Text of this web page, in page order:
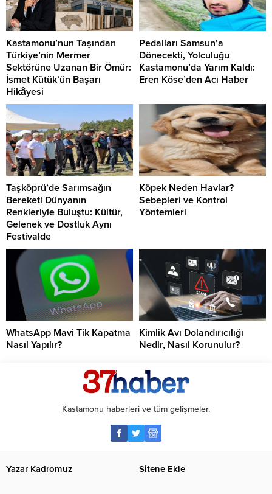
Kastamonu’nun Taşından
Türkiye’nin Mermer
Sektörüne Uzanan Bir Ömür:
İsmet Kütük’ün Başarı
Hikâyesi
Pedalları Samsun’a
Dönecekti, Yolculuğu
Kastamonu’da Yarım Kaldı:
Eren Köse’den Acı Haber
Taşköprü’de Sarımsağın
Bereketi Dünyanın
Renkleriyle Buluştu: Kültür,
Gelenek ve Dostluk Aynı
Festivalde
Köpek Neden Havlar?
Sebepleri ve Kontrol
Yöntemleri
WhatsApp Mavi Tik Kapatma
Nasıl Yapılır?
Kimlik Avı Dolandırıcılığı
Nedir, Nasıl Korunulur?
Kastamonu haberleri ve tüm gelişmeler.
Yazar Kadromuz Sitene Ekle